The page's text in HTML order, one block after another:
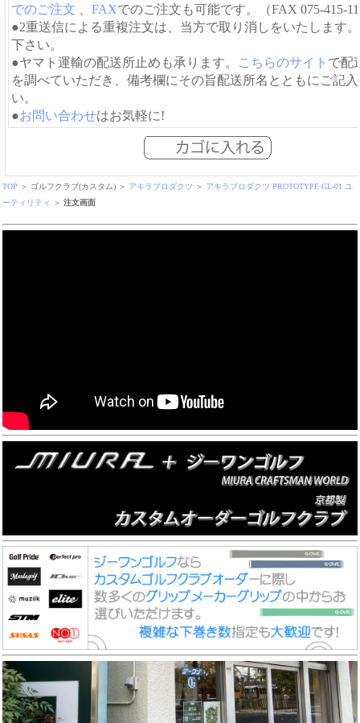
でのご注文
FAXでのご注文も可能です。（FAX 075-415-
●2重送信による重複注文は、当方で取り消しをいたします
下さい。
●ヤマト運輸の配送所止めも承ります。
こちらのサイト で配
を調べていただき、備考欄にその旨配送所名とともにご記
い。
●お問い合わせはお気軽に!
TOP ＞ ゴルフクラブ(カスタム) ＞ アキラプロダクツ ＞ アキラプロダクツ PROTOTYPE GL-01 ユ
ーティリティ
＞ 注文画面